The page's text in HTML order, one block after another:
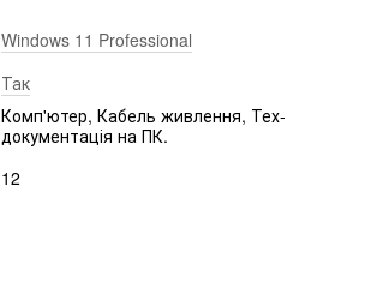
Windows 11 Professional
Так
Комп'ютер, Кабель живлення, Тех-
документація на ПК.
12